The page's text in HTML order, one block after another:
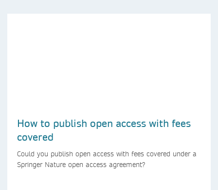
How to publish open access with fees
covered
Could you publish open access with fees covered under a
Springer Nature open access agreement?